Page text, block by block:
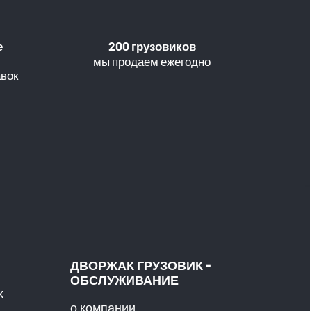
200 грузовиков
мы продаем ежегодно
ДВОРЖАК ГРУЗОВИК -
ОБСЛУЖИВАНИЕ
о компании